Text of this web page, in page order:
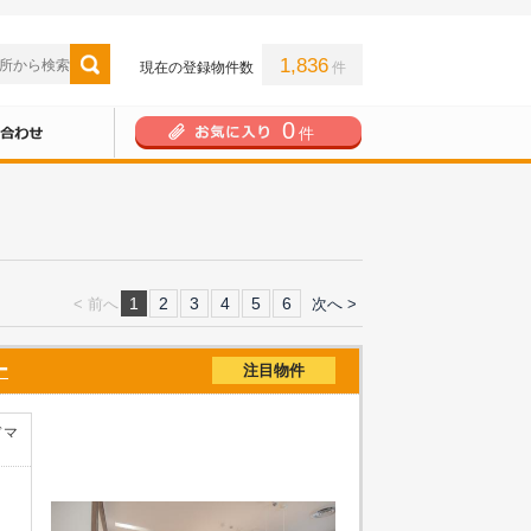
現在の登録物件数 1,836 件
0 件
< 前へ 1 2 3 4 5 6 次へ >
注目物件